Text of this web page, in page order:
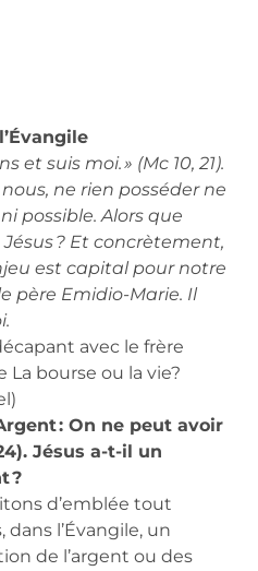
et suis moi. » (Mc 10, 21).
ne rien posséder ne
possible. Alors que
? Et concrètement,
est capital pour notre
père Emidio-Marie. Il
avec le frère
La bourse ou la vie?
: On ne peut avoir
Jésus a-t-il un
?
d’emblée tout
dans l’Évangile, un
de l’argent ou des